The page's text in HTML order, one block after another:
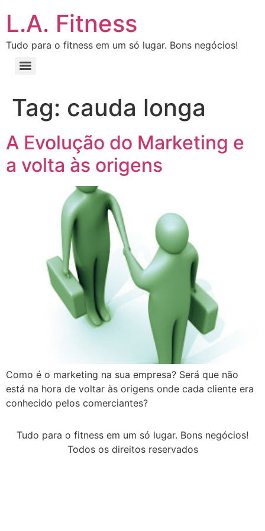
L.A. Fitness
Tudo para o fitness em um só lugar. Bons negócios!
Tag: cauda longa
A Evolução do Marketing e
a volta às origens
Como é o marketing na sua empresa? Será que não
está na hora de voltar às origens onde cada cliente era
conhecido pelos comerciantes?
Tudo para o fitness em um só lugar. Bons negócios!
Todos os direitos reservados